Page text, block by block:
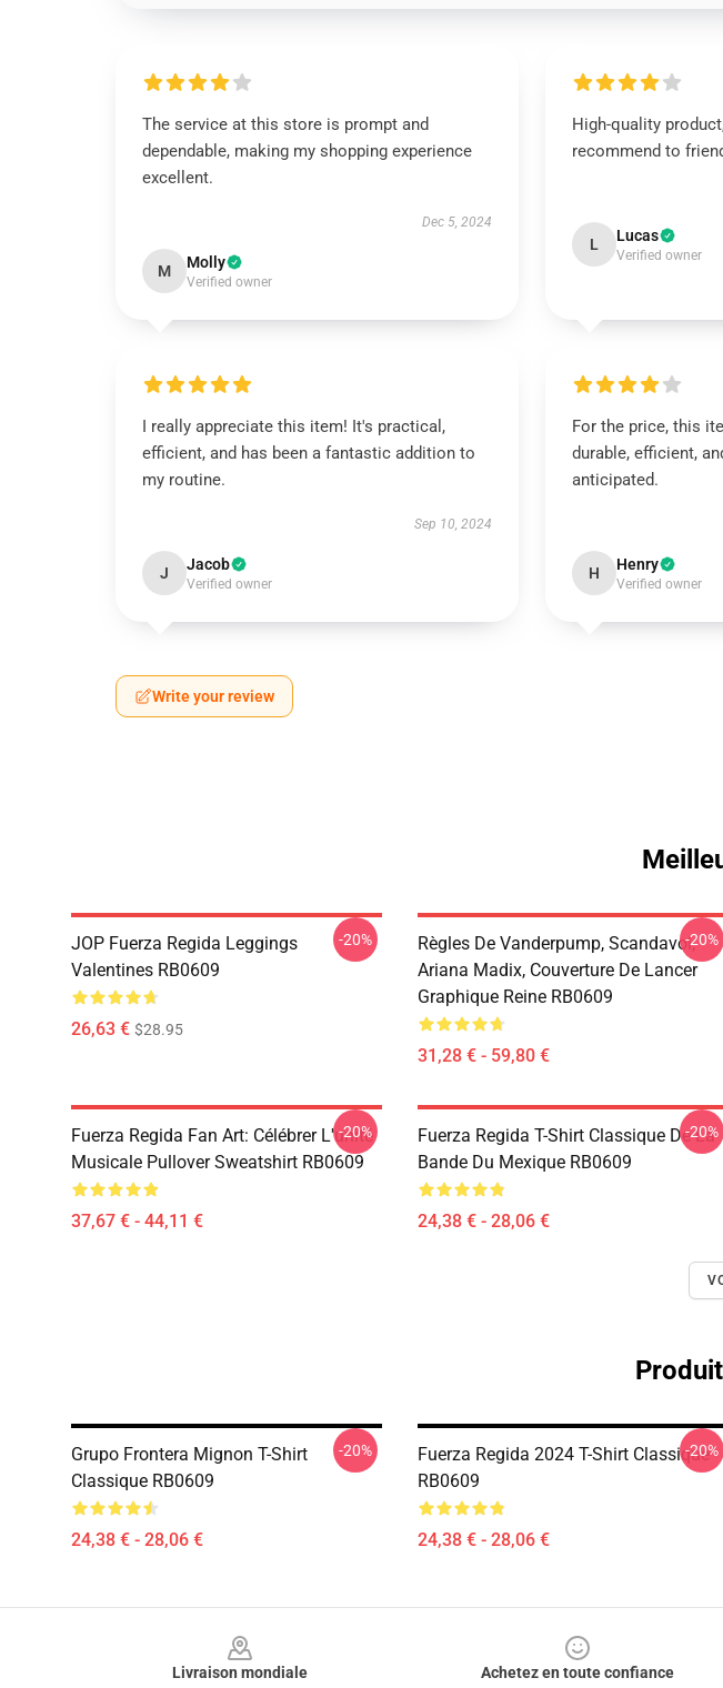
The service at this store is prompt and
dependable, making my shopping experience
excellent.
Dec 5, 2024
M Molly
Verified owner
High-quality
recommend to
L Lucas
Verified owner
I really appreciate this item! It's practical,
efficient, and has been a fantastic addition to
my routine.
Sep 10, 2024
J Jacob
Verified owner
For the price, this
durable, efficient,
anticipated.
H Henry
Verified owner
Write your review
JOP Fuerza Regida Leggings
Valentines RB0609
26,63 € $28.95
-20%
Règles De Vanderpump, Scandavol,
Ariana Madix, Couverture De Lancer
Graphique Reine RB0609
31,28 € - 59,80 €
-20%
Fuerza Regida Fan Art: Célébrer L'unité
Musicale Pullover Sweatshirt RB0609
37,67 € - 44,11 €
-20%
Fuerza Regida T-Shirt Classique De La
Bande Du Mexique RB0609
24,38 € - 28,06 €
-20%
Grupo Frontera Mignon T-Shirt
Classique RB0609
24,38 € - 28,06 €
-20%
Fuerza Regida 2024 T-Shirt Classique
RB0609
24,38 € - 28,06 €
-20%
Livraison mondiale
Achetez en toute confiance